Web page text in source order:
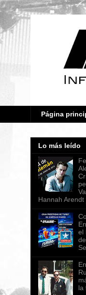
Página
Lo más leído
Hannah
el
la